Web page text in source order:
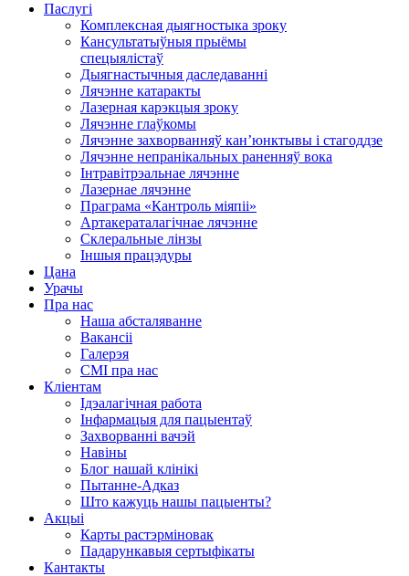
Паслугі
Комплексная дыягностыка зроку
Кансультатыўныя прыёмы
спецыялістаў
Дыягнастычныя даследаванні
Лячэнне катаракты
Лазерная карэкцыя зроку
Лячэнне глаўкомы
Лячэнне захворванняў кан’юнктывы і стагоддзе
Лячэнне непранікальных раненняў вока
Інтравітрэальнае лячэнне
Лазернае лячэнне
Праграма «Кантроль міяпіі»
Артакераталагічнае лячэнне
Склеральные лінзы
Іншыя працэдуры
Цана
Урачы
Пра нас
Наша абсталяванне
Вакансіі
Галерэя
СМІ пра нас
Кліентам
Ідэалагічная работа
Інфармацыя для пацыентаў
Захворванні вачэй
Навіны
Блог нашай клінікі
Пытанне-Адказ
Што кажуць нашы пацыенты?
Акцыі
Карты растэрміновак
Падарункавыя сертыфікаты
Кантакты